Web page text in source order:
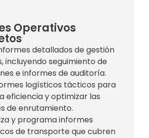
Operativos
detallados de gestión
incluyendo seguimiento de
e informes de auditoría.
logísticos tácticos para
eficiencia y optimizar las
de enrutamiento.
y programa informes
de transporte que cubren